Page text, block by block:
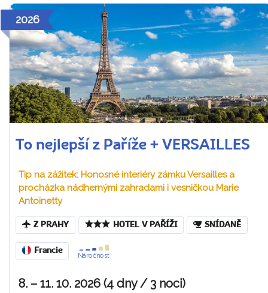
2026
To nejlepší z Paříže + VERSAILLES
Tip na zážitek: Honosné interiéry zámku Versailles a
procházka nádhernými zahradami i vesničkou Marie
Antoinetty
Z PRAHY HOTEL V PAŘÍŽI SNÍDANĚ
Francie
Náročnost
8. – 11. 10. 2026 (4 dny / 3 noci)